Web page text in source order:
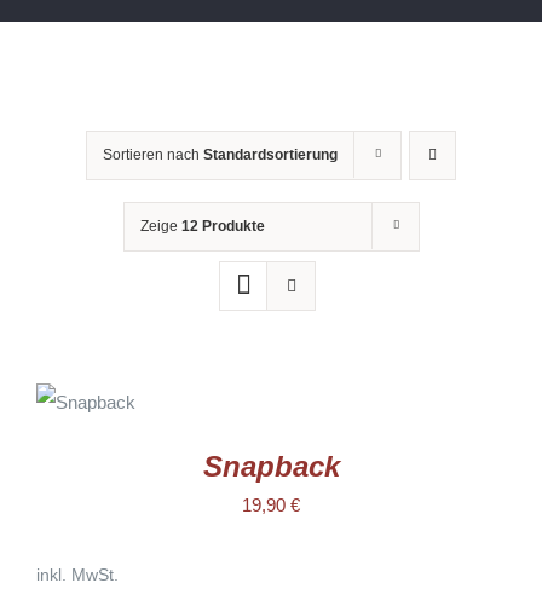
Sortieren nach Standardsortierung
Zeige 12 Produkte
WÄHLEN
DIESES
KÖNNEN
Snapback
19,90 €
inkl. MwSt.